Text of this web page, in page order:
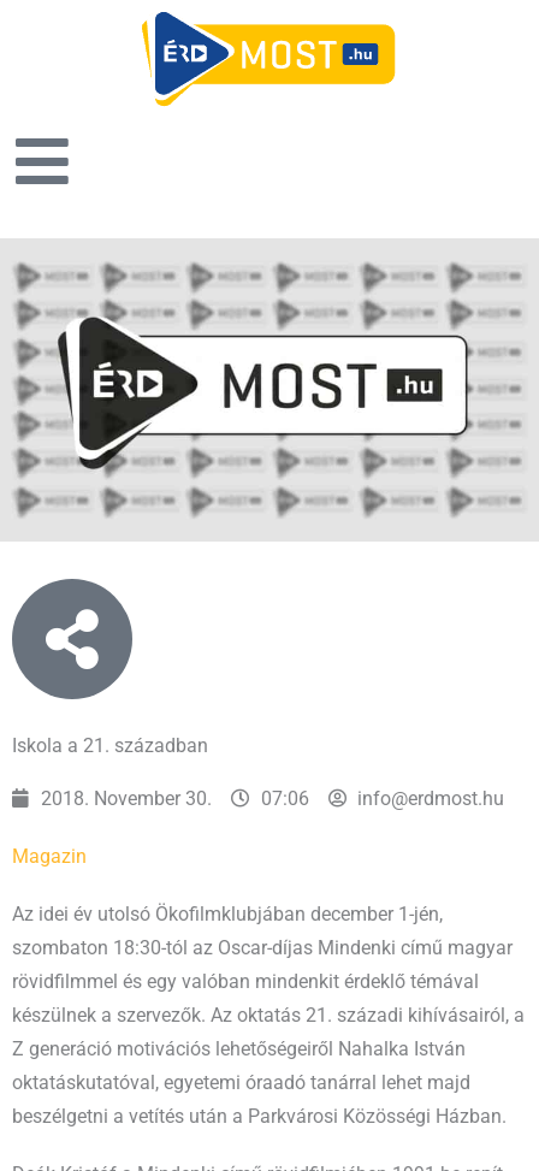
Iskola a 21. században
2018. November 30. 07:06 info@erdmost.hu
Magazin
Az idei év utolsó Ökofilmklubjában december 1-jén,
szombaton 18:30-tól az Oscar-díjas Mindenki című magyar
rövidfilmmel és egy valóban mindenkit érdeklő témával
készülnek a szervezők. Az oktatás 21. századi kihívásairól, a
Z generáció motivációs lehetőségeiről Nahalka István
oktatáskutatóval, egyetemi óraadó tanárral lehet majd
beszélgetni a vetítés után a Parkvárosi Közösségi Házban.